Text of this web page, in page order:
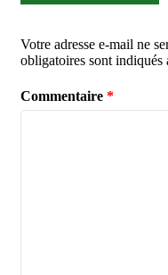
Votre adresse e-mail ne
obligatoires sont indiqués
Commentaire *